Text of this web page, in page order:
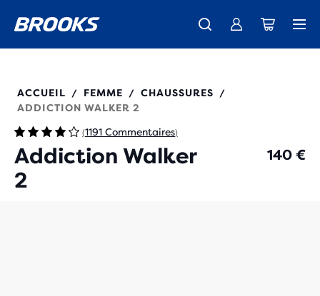
La toute nouvelle Ghost Amp est là - Acheter Femme Homme
Découvre la nouvelle collection Cascadia - Acheter maintenant
Livraison standard gratuite pour les membres. Rejoignez-nous
120307
ACCUEIL / FEMME / CHAUSSURES
/
ADDICTION WALKER 2
(1191 Commentaires)
Addiction Walker
2
140 €